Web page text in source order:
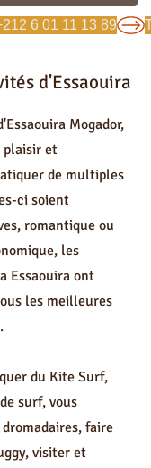
6 01 11 13 89
d'Essaouira
Mogador,
plaisir et
de multiples
ci soient
romantique ou
les
Essaouira ont
les meilleures
du Kite Surf,
surf, vous
faire
visiter et